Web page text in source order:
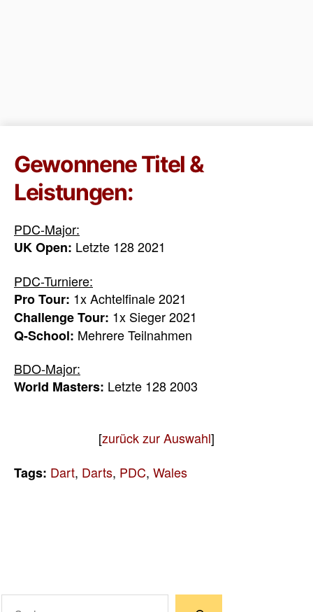
Gewonnene Titel &
Leistungen:
PDC-Major:
UK Open: Letzte 128 2021
PDC-Turniere:
Pro Tour: 1x Achtelfinale 2021
Challenge Tour: 1x Sieger 2021
Q-School: Mehrere Teilnahmen
BDO-Major:
World Masters: Letzte 128 2003
[zurück zur Auswahl]
Tags: Dart, Darts, PDC, Wales